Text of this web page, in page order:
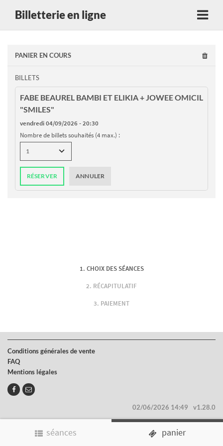
Billetterie en ligne
séances panier
PANIER EN COURS
BILLETS
FABE BEAUREL BAMBI ET ELIKIA + JOWEE OMICIL
"SMILES"
vendredi 04/09/2026 - 20:30
Nombre de billets souhaités (4 max.) :
RÉSERVER ANNULER
CHOIX DES SÉANCES
RÉCAPITULATIF
PAIEMENT
Conditions générales de vente
FAQ
Mentions légales
02/06/2026 14:49 v1.28.0